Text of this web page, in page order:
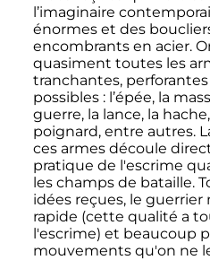
l’imaginaire
énormes et des
encombrants en acier.
quasiment toutes les
tranchantes,
possibles : l’épée, la
guerre, la lance, la
poignard, entre autres.
ces armes découle
pratique de l'escrime
les champs de bataille.
idées reçues, le guerrier
rapide (cette qualité a
l'escrime) et beaucoup
mouvements qu'on ne